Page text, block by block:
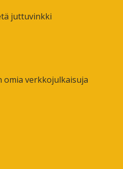
juttuvinkki
verkkojulkaisuja